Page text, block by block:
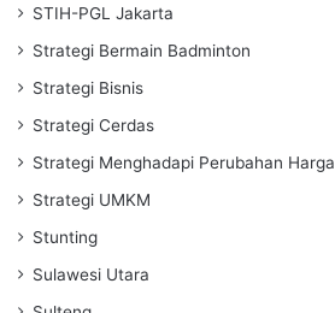
STIH-PGL Jakarta
Strategi Bermain Badminton
Strategi Bisnis
Strategi Cerdas
Strategi Menghadapi Perubahan Harga
Strategi UMKM
Stunting
Sulawesi Utara